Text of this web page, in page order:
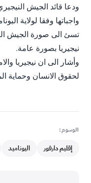
ودعا قائد الجيش
واجباتها وفقا لولاية
تسئ الى صورة الجيش
نيجيريا بصورة عامة.
وأشار الى ان نيجيريا
لحقوق الانسان وحماية
الوسوم:
إقليم دارفور اليوناميد